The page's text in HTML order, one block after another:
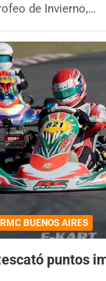
de Invierno,…
RMC BUENOS AIRES
puntos